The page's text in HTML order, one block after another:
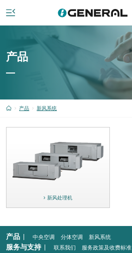
产品
产品 新风系统
新风处理机
产品 中央空调 分体空调 新风系统
服务与支持 联系我们 服务政策及收费标准